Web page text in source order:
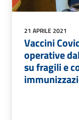
21 APRILE 2021
Vaccini
operative
su fragili e